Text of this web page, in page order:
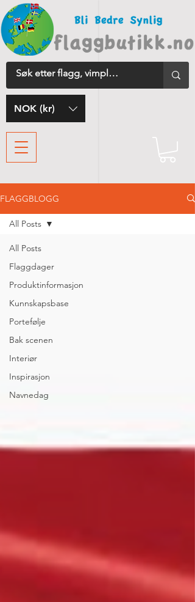
NOK (kr)
FLAGGBLOGG
All Posts
Flaggdager
Produktinformasjon
Kunnskapsbase
Portefølje
Bak scenen
Interiør
Inspirasjon
Navnedag
All Posts